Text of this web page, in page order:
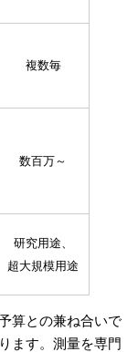
複数毎
数百万～
研究用途、
超大規模用途
算との兼ね合いで
ます。測量を専門